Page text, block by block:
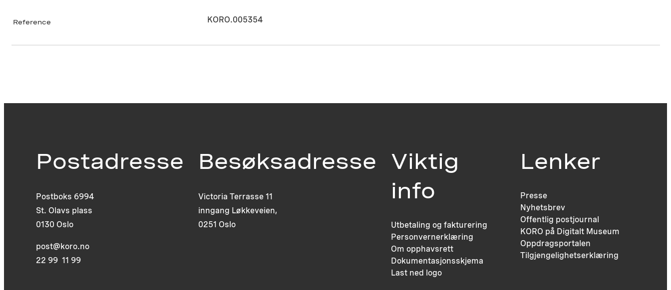
Reference KORO.005354
Postadresse
Postboks 6994
St. Olavs plass
0130 Oslo
post@koro.no
22 99 11 99
Besøksadresse
Victoria Terrasse 11
inngang Løkkeveien,
0251 Oslo
Viktig
info
Utbetaling og fakturering
Personvernerklæring
Om opphavsrett
Dokumentasjonsskjema
Last ned logo
Lenker
Presse
Nyhetsbrev
Offentlig postjournal
KORO på Digitalt Museum
Oppdragsportalen
Tilgjengelighetserklæring